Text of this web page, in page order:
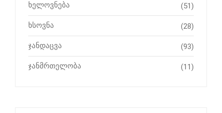
ხელოვნება (51)
ხსოვნა (28)
ჯანდაცვა (93)
ჯანმრთელობა (11)